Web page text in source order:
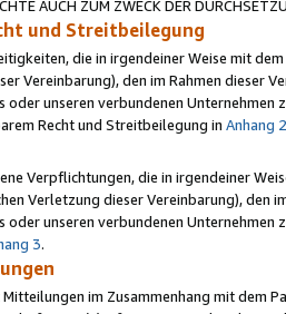
AUCH ZUM ZWECK DER
und Streitbeilegung
die in irgendeiner Weise mit
Vereinbarung), den im Rahmen dieser
oder unseren verbundenen
Recht und Streitbeilegung in Anhang 2
Verpflichtungen, die in irgendeiner
Verletzung dieser Vereinbarung), den
oder unseren verbundenen
3.
im Zusammenhang mit dem